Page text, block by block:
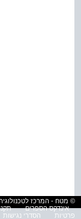
© מטח - המרכז לטכנולוגיה
אינדקס הספרים
פרטיות
הסדרי נגישות